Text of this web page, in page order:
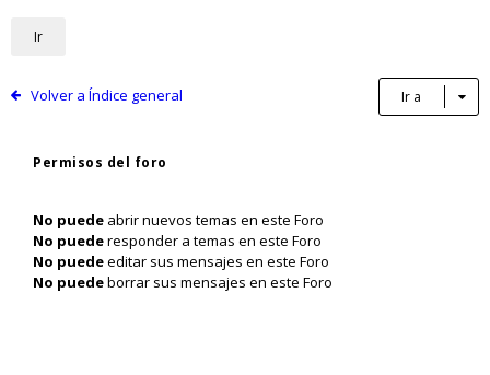
Volver a Índice general Ir a
Permisos del foro
No puede abrir nuevos temas en este Foro
No puederesponder a temas en este Foro
No puedeeditar sus mensajes en este Foro
No puedeborrar sus mensajes en este Foro